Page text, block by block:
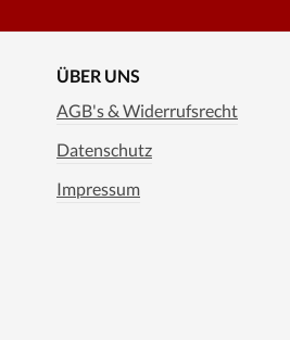
ÜBER UNS
AGB's & Widerrufsrecht
Datenschutz
Impressum